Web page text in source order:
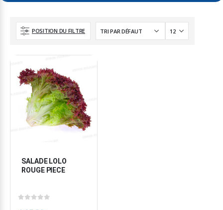
POSITION DU FILTRE
SALADE LOLO
ROUGE PIECE